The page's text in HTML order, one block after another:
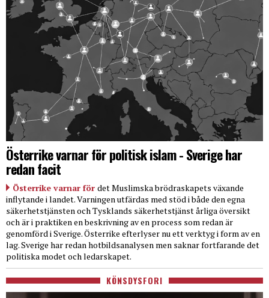
Österrike varnar för politisk islam - Sverige har
redan facit
Österrike varnar för det Muslimska brödraskapets växande
inflytande i landet. Varningen utfärdas med stöd i både den egna
säkerhetstjänsten och Tysklands säkerhetstjänst årliga översikt
och är i praktiken en beskrivning av en process som redan är
genomförd i Sverige. Österrike efterlyser nu ett verktyg i form av en
lag. Sverige har redan hotbildsanalysen men saknar fortfarande det
politiska modet och ledarskapet.
KÖNSDYSFORI